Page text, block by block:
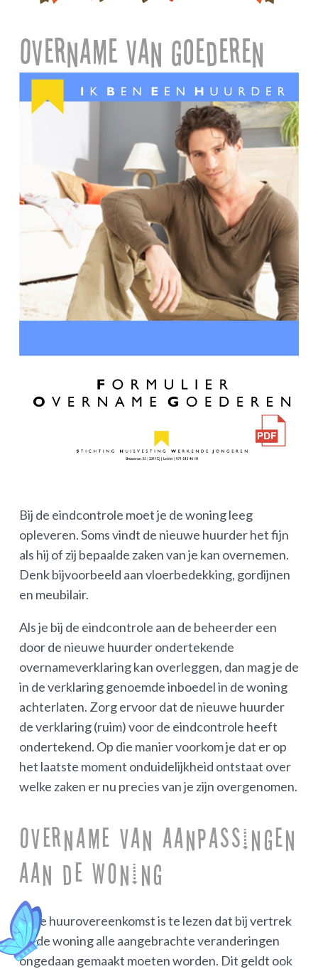
Overname van goederen
Bij de eindcontrole moet je de woning leeg
opleveren. Soms vindt de nieuwe huurder het fijn
als hij of zij bepaalde zaken van je kan overnemen.
Denk bijvoorbeeld aan vloerbedekking, gordijnen
en meubilair.
Als je bij de eindcontrole aan de beheerder een
door de nieuwe huurder ondertekende
overnameverklaring kan overleggen, dan mag je de
in de verklaring genoemde inboedel in de woning
achterlaten. Zorg ervoor dat de nieuwe huurder
de verklaring (ruim) voor de eindcontrole heeft
ondertekend. Op die manier voorkom je dat er op
het laatste moment onduidelijkheid ontstaat over
welke zaken er nu precies van je zijn overgenomen.
Overname van aanpassingen
aan de woning
In de huurovereenkomst is te lezen dat bij vertrek
uit de woning alle aangebrachte veranderingen
ongedaan gemaakt moeten worden. Dit geldt ook